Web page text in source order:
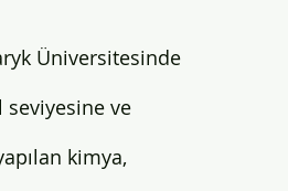
Üniversitesinde
seviyesine ve
kimya,